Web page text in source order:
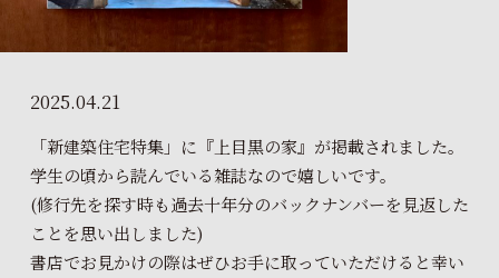
2025.04.21
「新建築住宅特集」に『上目黒の家』が掲載されました。
学生の頃から読んでいる雑誌なので嬉しいです。
(修行先を探す時も過去十年分のバックナンバーを見返した
ことを思い出しました)
書店でお見かけの際はぜひお手に取っていただけると幸い